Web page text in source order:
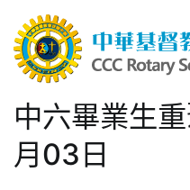
content
中華基督教會扶輪中學
中六畢業生
月03日